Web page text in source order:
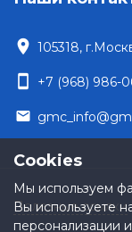
location_on 105318,
smartphone +7 (968) 986-
email
Полезные ссылки
Cookies
Мы используем
Вы используете
персонализации